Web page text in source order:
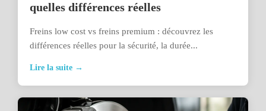
quelles différences réelles
Freins low cost vs freins premium : découvrez les
différences réelles pour la sécurité, la durée...
Lire la suite →